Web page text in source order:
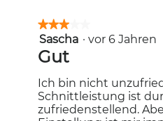
★★★★★
★★★★★
3
von
5
Sternen.
Sascha · vor 6 Jahren
Gut
Ich bin nicht
Schnittleistung ist
zufriedenstellend.